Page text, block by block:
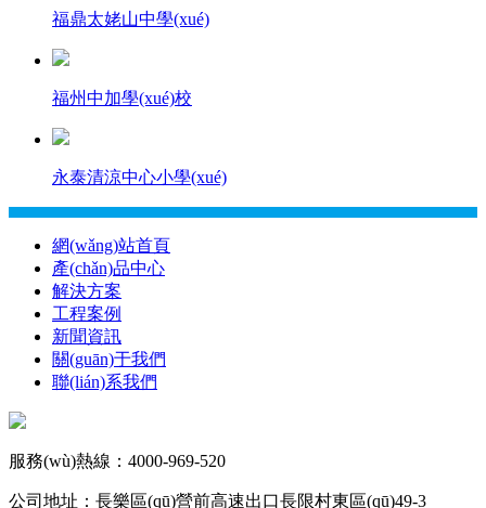
福鼎太姥山中學(xué)
福州中加學(xué)校
永泰清涼中心小學(xué)
網(wǎng)站首頁
產(chǎn)品中心
解決方案
工程案例
新聞資訊
關(guān)于我們
聯(lián)系我們
服務(wù)熱線：4000-969-520
公司地址：長樂區(qū)營前高速出口長限村東區(qū)49-3